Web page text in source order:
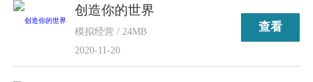
创造你的世界
模拟经营 / 24MB
2020-11-20
查看